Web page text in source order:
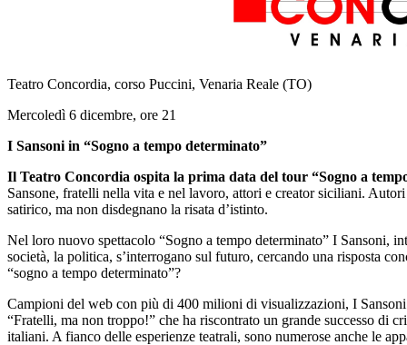
Teatro Concordia, corso Puccini, Venaria Reale (TO)
Mercoledì 6 dicembre, ore 21
I Sansoni in “Sogno a tempo determinato”
Il Teatro Concordia ospita la prima data del tour “Sogno a
Sansone, fratelli nella vita e nel lavoro, attori e creator siciliani.
satirico, ma non disdegnano la risata d’istinto.
Nel loro nuovo spettacolo “Sogno a tempo determinato” I Sansoni,
società, la politica, s’interrogano sul futuro, cercando una risposta
“sogno a tempo determinato”?
Campioni del web con più di 400 milioni di visualizzazioni, I
“Fratelli, ma non troppo!” che ha riscontrato un grande successo di
italiani. A fianco delle esperienze teatrali, sono numerose anche le